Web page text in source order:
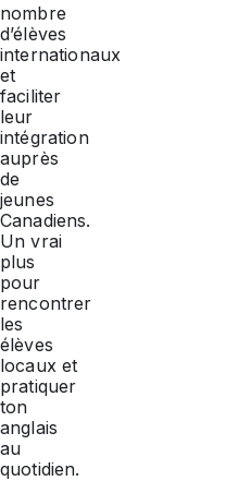
nombre
d’élèves
internationaux
et
faciliter
leur
intégration
auprès
de
jeunes
Canadiens.
Un vrai
plus
pour
rencontrer
les
élèves
locaux et
pratiquer
ton
anglais
au
quotidien.